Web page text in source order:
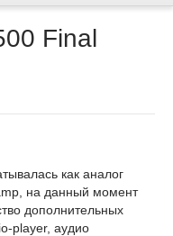
Final
как аналог
на данный момент
дополнительных
player, аудио